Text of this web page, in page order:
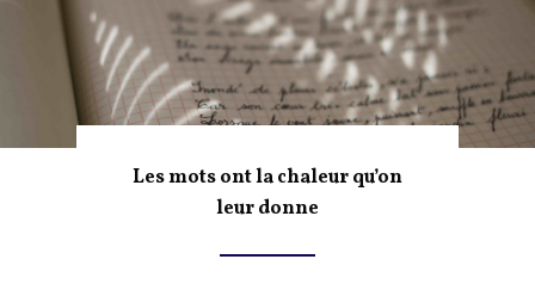
Les mots ont la chaleur qu’on
leur donne